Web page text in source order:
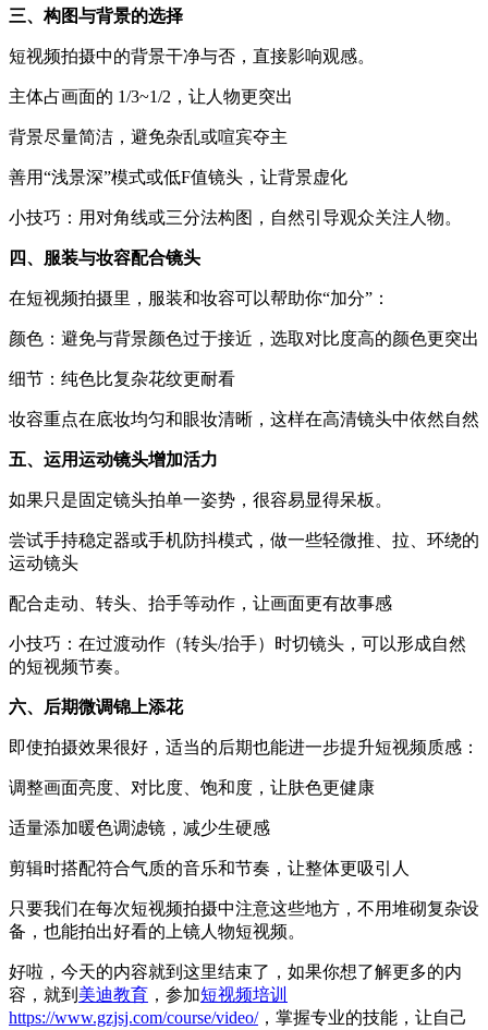
三、构图与背景的选择
短视频拍摄中的背景干净与否，直接影响观感。
主体占画面的 1/3~1/2，让人物更突出
背景尽量简洁，避免杂乱或喧宾夺主
善用“浅景深”模式或低F值镜头，让背景虚化
小技巧：用对角线或三分法构图，自然引导观众关注人物。
四、服装与妆容配合镜头
在短视频拍摄里，服装和妆容可以帮助你“加分”：
颜色：避免与背景颜色过于接近，选取对比度高的颜色更突出
细节：纯色比复杂花纹更耐看
妆容重点在底妆均匀和眼妆清晰，这样在高清镜头中依然自然
五、运用运动镜头增加活力
如果只是固定镜头拍单一姿势，很容易显得呆板。
尝试手持稳定器或手机防抖模式，做一些轻微推、拉、环绕的
运动镜头
配合走动、转头、抬手等动作，让画面更有故事感
小技巧：在过渡动作（转头/抬手）时切镜头，可以形成自然
的短视频节奏。
六、后期微调锦上添花
即使拍摄效果很好，适当的后期也能进一步提升短视频质感：
调整画面亮度、对比度、饱和度，让肤色更健康
适量添加暖色调滤镜，减少生硬感
剪辑时搭配符合气质的音乐和节奏，让整体更吸引人
只要我们在每次短视频拍摄中注意这些地方，不用堆砌复杂设
备，也能拍出好看的上镜人物短视频。
好啦，今天的内容就到这里结束了，如果你想了解更多的内
容，就到 美迪教育 ，参加短视频培训
https://www.gzjsj.com/course/video/，掌握专业的技能，让自己